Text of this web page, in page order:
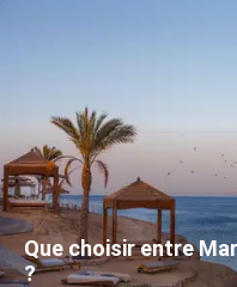
Que choisir entre
?